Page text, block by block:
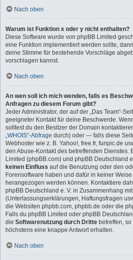
Nach oben
Warum ist Funktion x oder y nicht enthalten?
Diese Software wurde von phpBB Limited
eine Funktion implementiert werden sollte,
deine Stimme für bestehende Vorschläge
vorschlagen kannst.
Nach oben
An wen soll ich mich wenden, falls es
Anfragen zu diesem Forum gibt?
Jeder Administrator, der auf der „Das Team“-
geeigneter Kontakt für deine Beschwerde.
solltest du den Besitzer der Domain
„WHOIS“-Abfrage durch) oder — falls diese
Webhoster wie z. B. Yahoo!, free.fr, funpic.de
den Abuse-Kontakt des betreffenden Dienstes.
Limited (phpBB.com) und phpBB Deutschland
keinen Einfluss auf die Benutzung oder den
Forensoftware haben und dafür in keiner
herangezogen werden können. Kontaktiere
phpBB Deutschland e. V. in Zusammenhang
(Unterlassungserklärungen, Haftungsfragen
die Websiten phpbb.com, phpbb.de oder die
Falls du phpBB Limited oder phpBB
die Softwarenutzung durch Dritte betreffen,
höchstens eine knappe Antwort erhalten.
Nach oben